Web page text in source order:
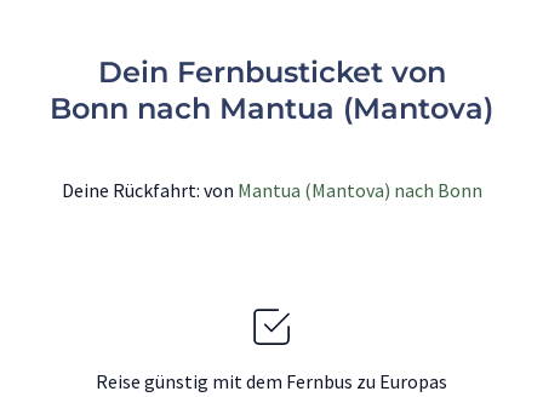
Dein Fernbusticket von
Bonn nach Mantua (Mantova)
Deine Rückfahrt: von Mantua (Mantova) nach Bonn
Reise günstig mit dem Fernbus zu Europas